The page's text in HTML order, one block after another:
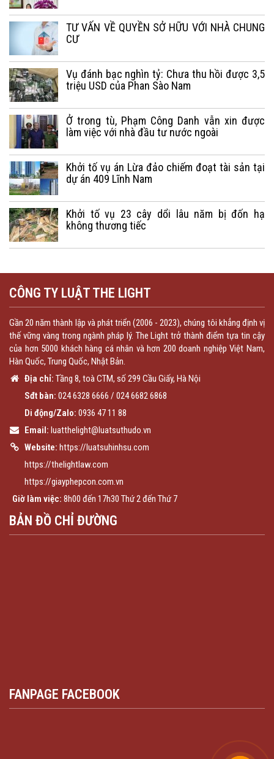
TƯ VẤN VỀ QUYỀN SỞ HỮU VỚI NHÀ CHUNG
CƯ
Vụ đánh bạc nghìn tỷ: Chưa thu hồi được 3,5
triệu USD của Phan Sào Nam
Ở trong tù, Phạm Công Danh vẫn xin được
làm việc với nhà đầu tư nước ngoài
Khởi tố vụ án Lừa đảo chiếm đoạt tài sản tại
dự án 409 Lĩnh Nam
Khởi tố vụ 23 cây dổi lâu năm bị đốn hạ
không thương tiếc
CÔNG TY LUẬT THE LIGHT
Gần 20 năm thành lập và phát triển (2006 - 2023), chúng tôi khẳng định vị
thế vững vàng trong ngành pháp lý. The Light trở thành điểm tựa tin cậy
của hơn 5000 khách hàng cá nhân và hơn 200 doanh nghiệp Việt Nam,
Hàn Quốc, Trung Quốc, Nhật Bản.
Địa chỉ: Tầng 8, toà CTM, số 299 Cầu Giấy, Hà Nội
Sđt bàn: 024 6328 6666 / 024 6682 6868
Di động/Zalo: 0936 47 11 88
Email: luatthelight@luatsuthudo.vn
Website: https://luatsuhinhsu.com
https://thelightlaw.com
https://giayphepcon.com.vn
Giờ làm việc: 8h00 đến 17h30 Thứ 2 đến Thứ 7
BẢN ĐỒ CHỈ ĐƯỜNG
FANPAGE FACEBOOK